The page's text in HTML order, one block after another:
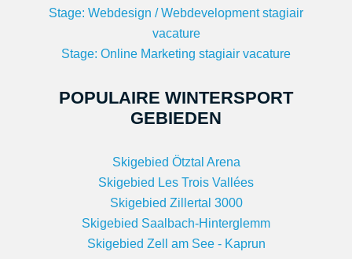
Stage: Webdesign / Webdevelopment stagiair
vacature
Stage: Online Marketing stagiair vacature
POPULAIRE WINTERSPORT
GEBIEDEN
Skigebied Ötztal Arena
Skigebied Les Trois Vallées
Skigebied Zillertal 3000
Skigebied Saalbach-Hinterglemm
Skigebied Zell am See - Kaprun